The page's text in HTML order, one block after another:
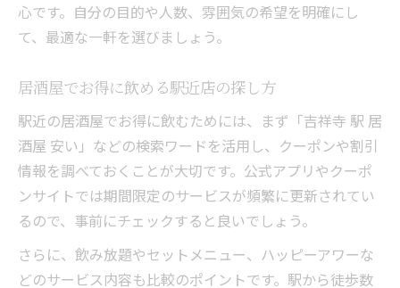
心です。自分の目的や人数、雰囲気の希望を明確にし
て、最適な一軒を選びましょう。
居酒屋でお得に飲める駅近店の探し方
駅近の居酒屋でお得に飲むためには、まず「吉祥寺 駅 居
酒屋 安い」などの検索ワードを活用し、クーポンや割引
情報を調べておくことが大切です。公式アプリやクーポ
ンサイトでは期間限定のサービスが頻繁に更新されてい
るので、事前にチェックすると良いでしょう。
さらに、飲み放題やセットメニュー、ハッピーアワーな
どのサービス内容も比較のポイントです。駅から徒歩数